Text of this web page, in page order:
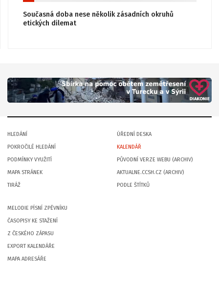
Současná doba nese několik zásadních okruhů
etických dilemat
HLEDÁNÍ
POKROČILÉ HLEDÁNÍ
PODMÍNKY VYUŽITÍ
MAPA STRÁNEK
TIRÁŽ
ÚŘEDNÍ DESKA
KALENDÁŘ
PŮVODNÍ VERZE WEBU (ARCHIV)
AKTUALNE.CCSH.CZ (ARCHIV)
PODLE ŠTÍTKŮ
MELODIE PÍSNÍ ZPĚVNÍKU
ČASOPISY KE STAŽENÍ
Z ČESKÉHO ZÁPASU
EXPORT KALENDÁŘE
MAPA ADRESÁŘE